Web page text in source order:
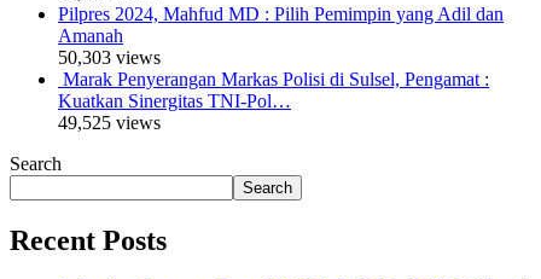
Pilpres 2024, Mahfud MD : Pilih Pemimpin yang Adil dan
Amanah
50,303 views
Marak Penyerangan Markas Polisi di Sulsel, Pengamat :
Kuatkan Sinergitas TNI-Pol…
49,525 views
Search
Search
Recent Posts